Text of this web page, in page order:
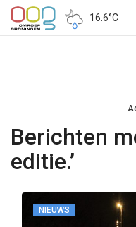
16.6°C
Berichten
editie.’
NIEUWS